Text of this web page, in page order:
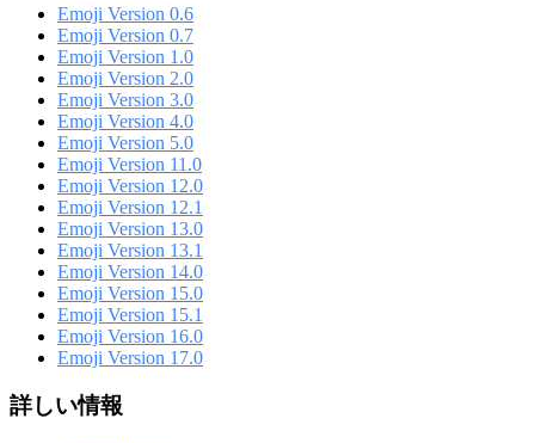
Emoji Version 0.6
Emoji Version 0.7
Emoji Version 1.0
Emoji Version 2.0
Emoji Version 3.0
Emoji Version 4.0
Emoji Version 5.0
Emoji Version 11.0
Emoji Version 12.0
Emoji Version 12.1
Emoji Version 13.0
Emoji Version 13.1
Emoji Version 14.0
Emoji Version 15.0
Emoji Version 15.1
Emoji Version 16.0
Emoji Version 17.0
詳しい情報